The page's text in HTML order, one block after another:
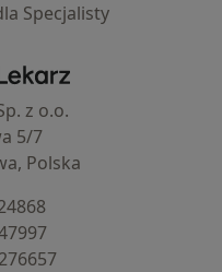
Specjalisty
- Strona główna
z o.o.
5/7
Polska